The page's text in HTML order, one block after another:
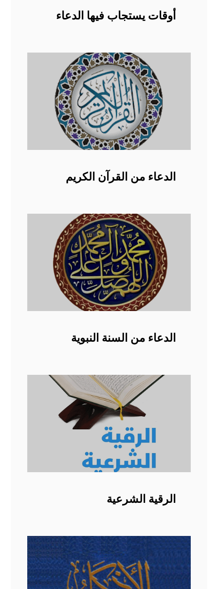
أوقات يستجاب فيها الدعاء
الدعاء من القرآن الكريم
الدعاء من السنة النبوية
الرقية الشرعية